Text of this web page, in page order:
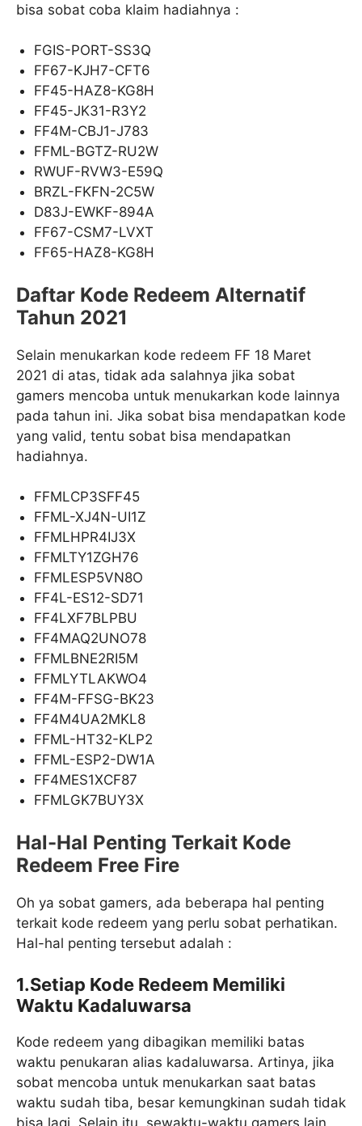
bisa sobat coba klaim hadiahnya :
FGIS-PORT-SS3Q
FF67-KJH7-CFT6
FF45-HAZ8-KG8H
FF45-JK31-R3Y2
FF4M-CBJ1-J783
FFML-BGTZ-RU2W
RWUF-RVW3-E59Q
BRZL-FKFN-2C5W
D83J-EWKF-894A
FF67-CSM7-LVXT
FF65-HAZ8-KG8H
Daftar Kode Redeem Alternatif
Tahun 2021
Selain menukarkan kode redeem FF 18 Maret
2021 di atas, tidak ada salahnya jika sobat
gamers mencoba untuk menukarkan kode lainnya
pada tahun ini. Jika sobat bisa mendapatkan kode
yang valid, tentu sobat bisa mendapatkan
hadiahnya.
FFMLCP3SFF45
FFML-XJ4N-UI1Z
FFMLHPR4IJ3X
FFMLTY1ZGH76
FFMLESP5VN8O
FF4L-ES12-SD71
FF4LXF7BLPBU
FF4MAQ2UNO78
FFMLBNE2RI5M
FFMLYTLAKWO4
FF4M-FFSG-BK23
FF4M4UA2MKL8
FFML-HT32-KLP2
FFML-ESP2-DW1A
FF4MES1XCF87
FFMLGK7BUY3X
Hal-Hal Penting Terkait Kode
Redeem Free Fire
Oh ya sobat gamers, ada beberapa hal penting
terkait kode redeem yang perlu sobat perhatikan.
Hal-hal penting tersebut adalah :
1.Setiap Kode Redeem Memiliki
Waktu Kadaluwarsa
Kode redeem yang dibagikan memiliki batas
waktu penukaran alias kadaluwarsa. Artinya, jika
sobat mencoba untuk menukarkan saat batas
waktu sudah tiba, besar kemungkinan sudah tidak
bisa lagi. Selain itu, sewaktu-waktu gamers lain